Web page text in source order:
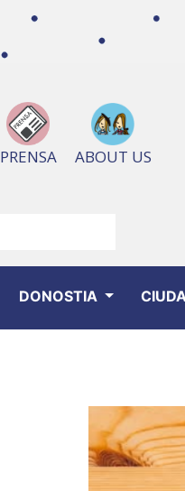
PRENSA ABOUT US
DONOSTIA